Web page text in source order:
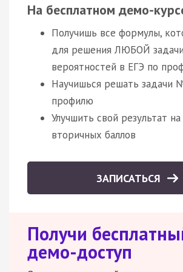
На бесплатном демо-
Получишь все формулы,
для решения ЛЮБОЙ
вероятностей в ЕГЭ по
Научишься решать задачи
профилю
Улучшить свой результат на
вторичных баллов
ЗАПИСАТЬСЯ
Получи
демо-доступ